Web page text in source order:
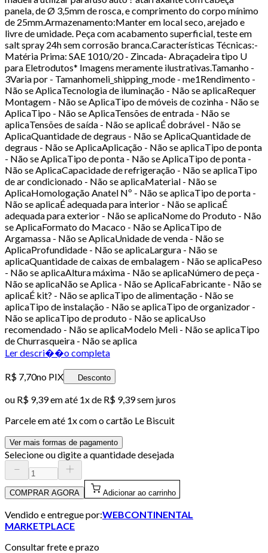
panela, de Ø 3,5mm de rosca, e comprimento do corpo mínimo
de 25mm.Armazenamento:Manter em local seco, arejado e
livre de umidade. Peça com acabamento superficial, teste em
salt spray 24h sem corrosão branca.Características Técnicas:-
Matéria Prima: SAE 1010/20 - Zincada- Abraçadeira tipo U
para Eletrodutos* Imagens meramente ilustrativas.Tamanho -
3Varia por - Tamanhomeli_shipping_mode - me1Rendimento -
Não se AplicaTecnologia de iluminação - Não se aplicaRequer
Montagem - Não se AplicaTipo de móveis de cozinha - Não se
AplicaTipo - Não se AplicaTensões de entrada - Não se
aplicaTensões de saída - Não se aplicaÉ dobrável - Não se
AplicaQuantidade de degraus - Não se AplicaQuantidade de
degraus - Não se AplicaAplicação - Não se aplicaTipo de ponta
- Não se AplicaTipo de ponta - Não se AplicaTipo de ponta -
Não se AplicaCapacidade de refrigeração - Não se aplicaTipo
de ar condicionado - Não se aplicaMaterial - Não se
AplicaHomologação Anatel Nº - Não se aplicaTipo de porta -
Não se aplicaÉ adequada para interior - Não se aplicaÉ
adequada para exterior - Não se aplicaNome do Produto - Não
se AplicaFormato do Macaco - Não se AplicaTipo de
Argamassa - Não se AplicaUnidade de venda - Não se
AplicaProfundidade - Não se aplicaLargura - Não se
aplicaQuantidade de caixas de embalagem - Não se aplicaPeso
- Não se aplicaAltura máxima - Não se aplicaNúmero de peça -
Não se aplicaNão se Aplica - Não se AplicaFabricante - Não se
aplicaÉ kit? - Não se aplicaTipo de alimentação - Não se
aplicaTipo de instalação - Não se aplicaTipo de organizador -
Não se aplicaTipo de produto - Não se aplicaUso
recomendado - Não se aplicaModelo Meli - Não se aplicaTipo
de Churrasqueira - Não se aplica
Ler descri��o completa
R$ 7,70no PIX Desconto
ou R$ 9,39em até 1x de R$ 9,39sem juros
Parcele em até 1x com o cartão Le Biscuit
Ver mais formas de pagamento
Selecione ou digite a quantidade desejada
COMPRAR AGORA Adicionar ao carrinho
Vendido e entregue por:WEBCONTINENTAL
MARKETPLACE
Consultar frete e prazo